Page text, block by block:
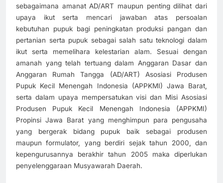
sebagaimana amanat AD/ART maupun penting dilihat dari
upaya ikut serta mencari jawaban atas persoalan
kebutuhan pupuk bagi peningkatan produksi pangan dan
pertanian serta pupuk sebagai salah satu teknologi dalam
ikut serta memelihara kelestarian alam. Sesuai dengan
amanah yang telah tertuang dalam Anggaran Dasar dan
Anggaran Rumah Tangga (AD/ART) Asosiasi Produsen
Pupuk Kecil Menengah Indonesia (APPKMI) Jawa Barat,
serta dalam upaya mempersatukan visi dan Misi Asosiasi
Produsen Pupuk Kecil Menengah Indonesia (APPKMI)
Propinsi Jawa Barat yang menghimpun para pengusaha
yang bergerak bidang pupuk baik sebagai produsen
maupun formulator, yang berdiri sejak tahun 2000, dan
kepengurusannya berakhir tahun 2005 maka diperlukan
penyelenggaraan Musyawarah Daerah.